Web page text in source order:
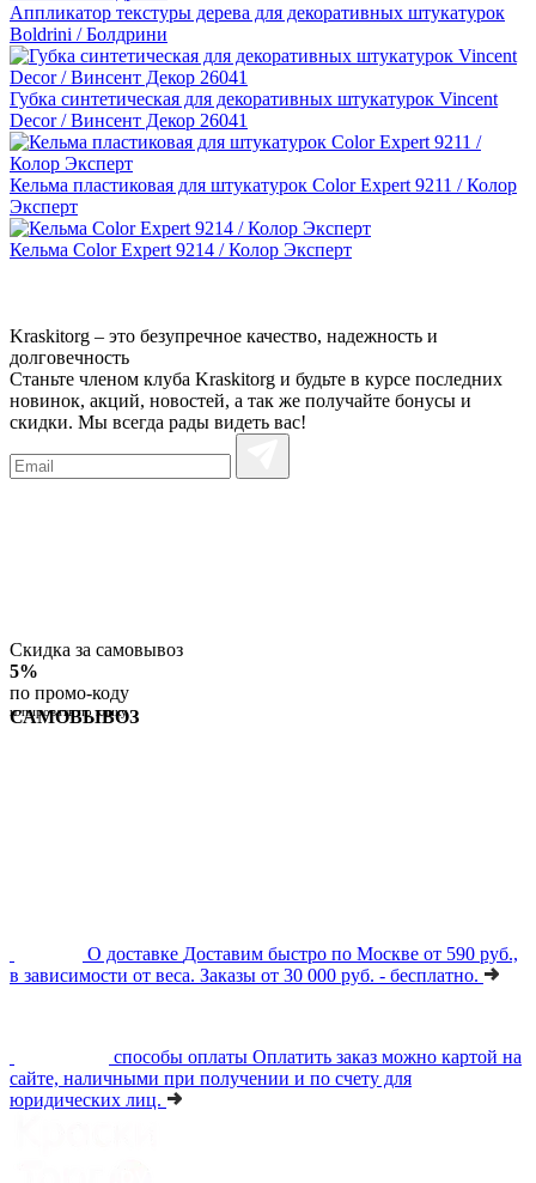
Аппликатор текстуры дерева для декоративных штукатурок
Boldrini / Болдрини
Губка синтетическая для декоративных штукатурок Vincent
Decor / Винсент Декор 26041
Кельма пластиковая для штукатурок Color Expert 9211 / Колор
Эксперт
Кельма Color Expert 9214 / Колор Эксперт
Kraskitorg – это безупречное качество, надежность и
долговечность
Станьте членом клуба Kraskitorg и будьте в курсе последних
новинок, акций, новостей, а так же получайте бонусы и
скидки. Мы всегда рады видеть вас!
Скидка за самовывоз
5%
по промо-коду
копировать по клику
САМОВЫВОЗ
О доставке Доставим быстро по Москве от 590 руб.,
в зависимости от веса. Заказы от 30 000 руб. - бесплатно.
способы оплаты Оплатить заказ можно картой на
сайте, наличными при получении и по счету для
юридических лиц.